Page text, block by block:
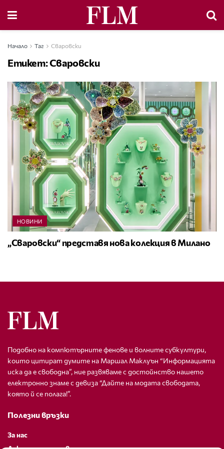
Начало Таг Сваровски
Етикет:Сваровски
НОВИНИ
„Сваровски“ представя нова колекция в Милано
Подобно на компютърните фенове и волните субкултури,
които цитират думите на Маршал Маклуън “Информацията
иска да е свободна”, ние развяваме с достойнство нашето
електронно знаме с девиза “Дайте на модата свободата,
която й се полага!”.
Полезни връзки
За нас